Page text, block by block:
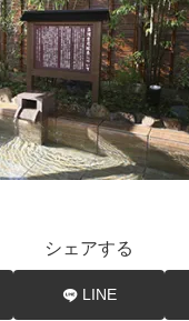
シェアする
LINE